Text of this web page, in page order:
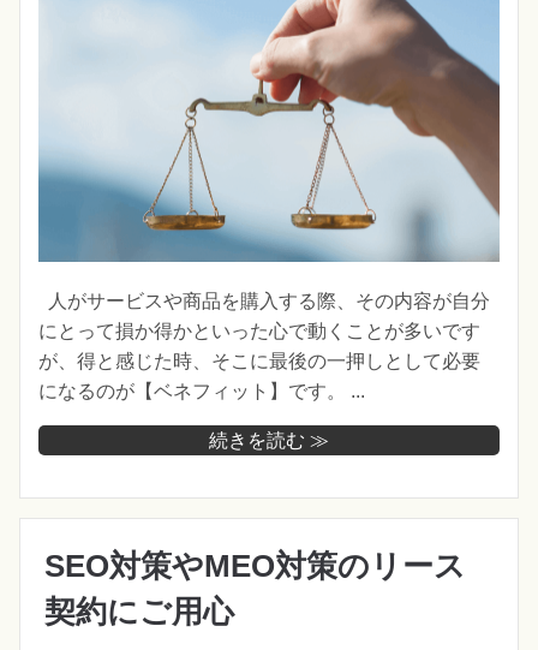
人がサービスや商品を購入する際、その内容が自分
にとって損か得かといった心で動くことが多いです
が、得と感じた時、そこに最後の一押しとして必要
になるのが【ベネフィット】です。 ...
続きを読む ≫
SEO対策やMEO対策のリース
契約にご用心